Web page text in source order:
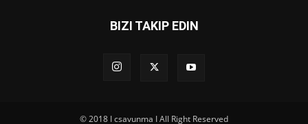
BIZI TAKIP EDIN
© 2018 I csavunma I All Right Reserved